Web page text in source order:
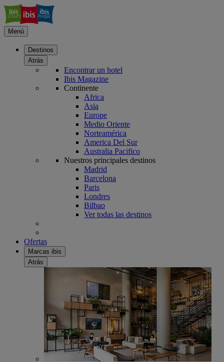
Menú
Destinos
Atrás
Encontrar un hotel
Ibis Magazine
Continente
Africa
Asia
Europe
Medio Oriente
Norteamérica
America Del Sur
Australia Pacifico
Nuestros principales destinos
Madrid
Barcelona
Paris
Londres
Bilbao
Ver todas las destinos
Ofertas
Marcas ibis
Atrás